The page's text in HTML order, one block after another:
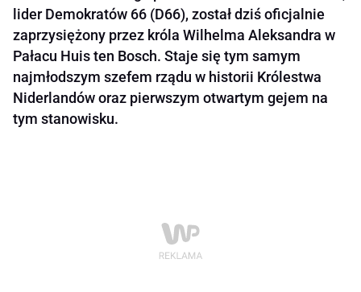
lider Demokratów 66 (D66), został dziś oficjalnie
zaprzysiężony przez króla Wilhelma Aleksandra w
Pałacu Huis ten Bosch. Staje się tym samym
najmłodszym szefem rządu w historii Królestwa
Niderlandów oraz pierwszym otwartym gejem na
tym stanowisku.